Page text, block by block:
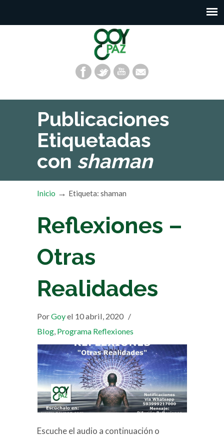
Publicaciones
Etiquetadas
con shaman
Inicio → Etiqueta: shaman
Reflexiones –
Otras
Realidades
PorGoyel 10 abril, 2020 /
Blog, Programa Reflexiones
Escuche el audio a continuación o